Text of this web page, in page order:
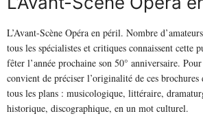
L’Avant-Scène Opéra en péril. Nombre
tous les spécialistes et critiques connaissent cette
fêter l’année prochaine son 50° anniversaire.
convient de préciser l’originalité de ces brochures
tous les plans : musicologique, littéraire,
historique, discographique, en un mot culturel.